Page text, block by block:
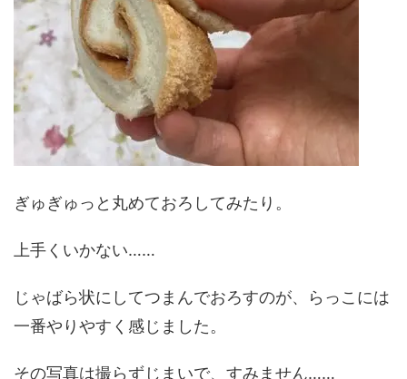
ぎゅぎゅっと丸めておろしてみたり。
上手くいかない……
じゃばら状にしてつまんでおろすのが、らっこには
一番やりやすく感じました。
その写真は撮らずじまいで、すみません……